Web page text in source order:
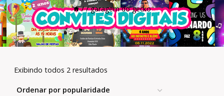
/ / garagem do gecko
Exibindo todos 2 resultados